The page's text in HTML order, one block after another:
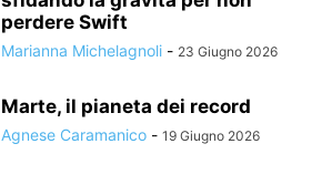
perdere Swift
Marianna Michelagnoli - 23 Giugno 2026
Marte, il pianeta dei record
Agnese Caramanico - 19 Giugno 2026